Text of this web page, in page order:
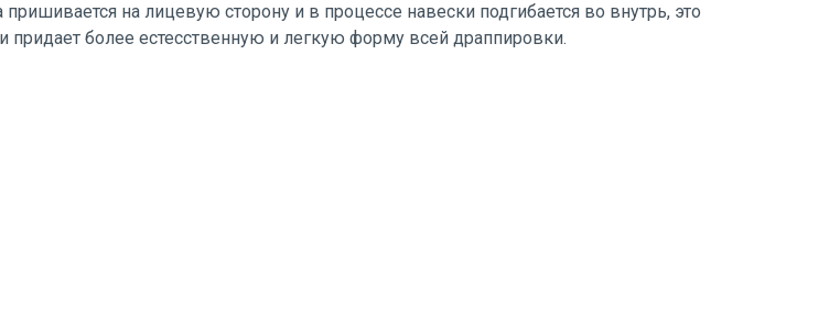
на лицевую сторону и в процессе навески подгибается во внутрь, это
более естесственную и легкую форму всей драппировки.